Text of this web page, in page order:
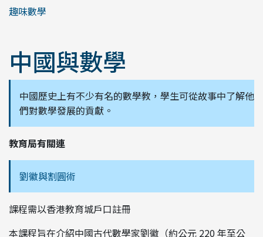
趣味數學
中國與數學
中國歷史上有不少有名的數學教，學生可從故事中了解他
們對數學發展的貢獻。
教育局有關連
劉徽與割圓術
課程需以香港教育城戶口註冊
本課程旨在介紹中國古代數學家劉徽（約公元 220 年至公